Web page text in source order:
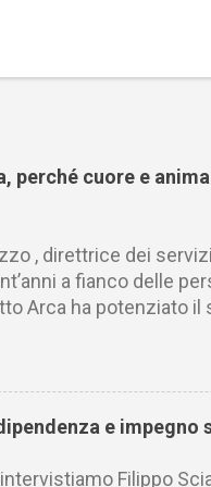
perché cuore e
, direttrice dei
a fianco delle
Arca ha potenziato il
Con lei
senza dimora e il
di personalità,
e le scelte che
e impegno
Filippo